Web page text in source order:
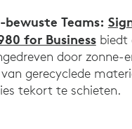
bewuste Teams:
for Businessbiedt
door zonne-
gerecyclede
tekort te schieten.